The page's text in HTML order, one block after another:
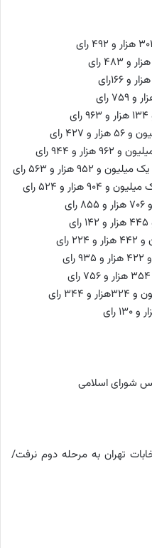
شورای اسلامی
انتخابات تهران به مرحله دوم نرفت/